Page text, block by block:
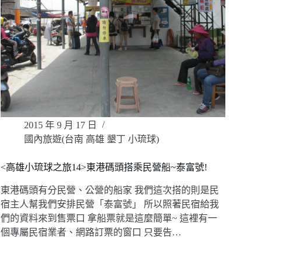
2015 年 9 月 17 日
國內旅遊(台南 高雄 墾丁 小琉球)
<高雄小琉球之旅14>東港碼頭搭乘民營船~泰富號!
東港碼頭有分民營、公營的船家 我們這次搭的則是民
宿主人幫我們安排民營「泰富號」 所以照著民宿給我
們的資料來到售票口 拿船票就是這麼簡單~ 這裡有一
個專屬民宿業者、網路訂票的窗口 只要告…